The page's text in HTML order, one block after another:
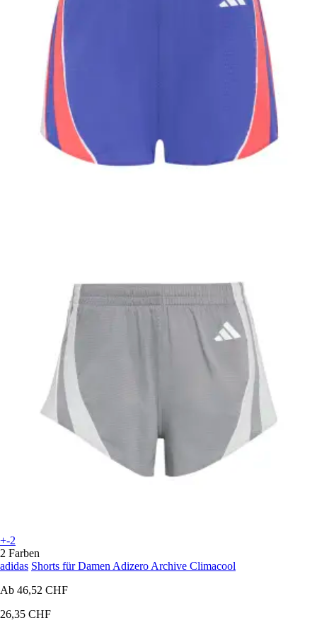
+-2
2 Farben
adidas Shorts für Damen Adizero Archive Climacool
Ab 46,52 CHF
26,35 CHF